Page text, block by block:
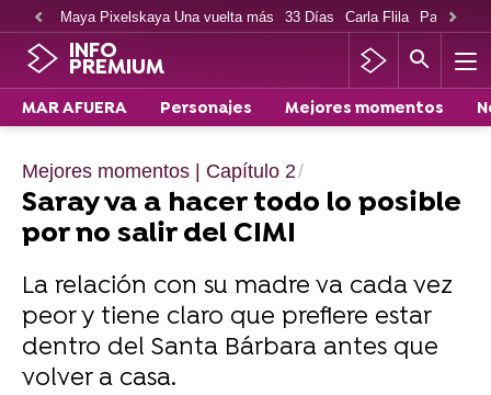
Maya Pixelskaya Una vuelta más 33 Días Carla Flila Paco
INFO
PREMIUM
MAR AFUERA Personajes Mejores momentos
Mejores momentos | Capítulo 2
Saray va a hacer todo lo posible
por no salir del CIMI
La relación con su madre va cada vez
peor y tiene claro que prefiere estar
dentro del Santa Bárbara antes que
volver a casa.